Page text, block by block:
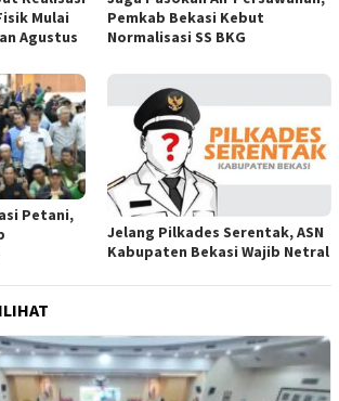
Mulai
Agustus
Pemkab Bekasi Kebut
Normalisasi SS BKG
Petani,
Jelang Pilkades Serentak, ASN
Kabupaten Bekasi Wajib Netral